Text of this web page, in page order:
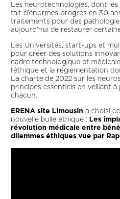
Les neurotechnologies, dont
fait d’énormes progrès en 30
traitements pour des
aujourd’hui de restaurer
Les Universités, start-ups et
pour créer des solutions
cadre technologique et
l’éthique et la réglementation
La charte de 2022 sur les
principes essentiels en veillant
chacun.
ERENA site Limousin a choisi
nouvelle bulle éthique : Les
révolution médicale entre
dilemmes éthiques vue par